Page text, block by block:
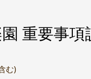
重要事項
む)